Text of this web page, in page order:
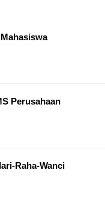
Perusahaan
Raha-Wanci